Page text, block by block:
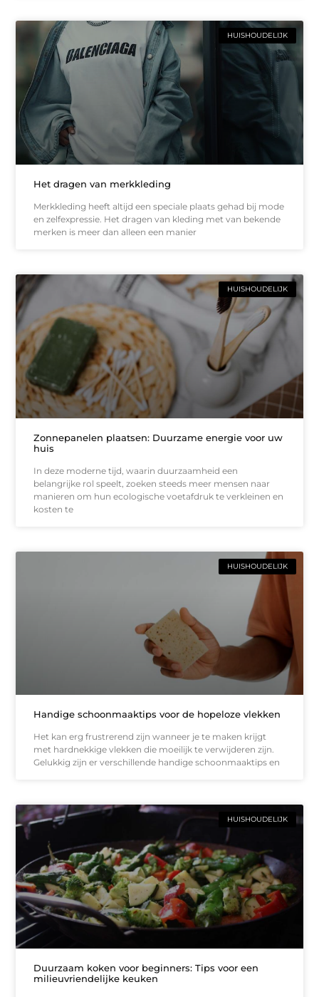
HUISHOUDELIJK
Het dragen van merkkleding
Merkkleding heeft altijd een speciale plaats gehad bij mode
en zelfexpressie. Het dragen van kleding met van bekende
merken is meer dan alleen een manier
HUISHOUDELIJK
Zonnepanelen plaatsen: Duurzame energie voor uw
huis
In deze moderne tijd, waarin duurzaamheid een
belangrijke rol speelt, zoeken steeds meer mensen naar
manieren om hun ecologische voetafdruk te verkleinen en
kosten te
HUISHOUDELIJK
Handige schoonmaaktips voor de hopeloze vlekken
Het kan erg frustrerend zijn wanneer je te maken krijgt
met hardnekkige vlekken die moeilijk te verwijderen zijn.
Gelukkig zijn er verschillende handige schoonmaaktips en
HUISHOUDELIJK
Duurzaam koken voor beginners: Tips voor een
milieuvriendelijke keuken